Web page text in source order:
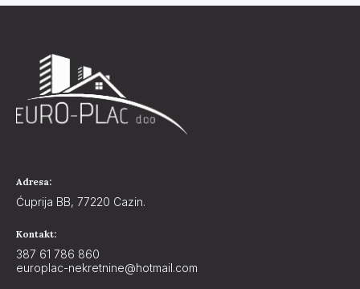
Adresa:
Ćuprija BB, 77220 Cazin.
Kontakt:
387 61 786 860
europlac-nekretnine@hotmail.com